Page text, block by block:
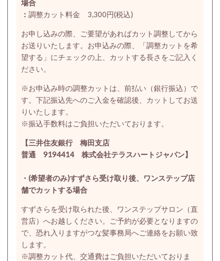
場合
： 調整カット料金 3,300円(税込)
お申し込みの際、ご要望があればカット調整してから
お送りいたします。お申込みの際、「調整カットを希
望する」にチェックの上、カットする長さをご記入く
ださい。
※お申込み時の調整カットは、前払い（銀行振込）で
す。下記振込先へのご入金を確認後、カットしてお送
りいたします。
※振込手数料はご負担いただいております。
【三井住友銀行 梅田支店
普通 9194414 株式会社テラスハートジャパン】
・(希望者のみ)すずさら受け取り後、ワンステップ店
舗でカットする場合
すずさらを受け取られた後、ワンステップサロン（直
営店）へお越しください。ご予約が必要となりますの
で、恐れ入りますがつな髪事務局へご連絡をお願い致
します。
※調整カット代、交通費はご負担いただいておりま